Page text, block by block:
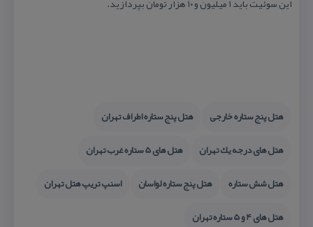
هتل پنج ستاره خارجی
هتل پنج ستاره اطراف تهران
هتل های درجه یك تهران
هتل های 5 ستاره غرب تهران
هتل شش ستاره
هتل پنج ستاره لواسان
اسنپ تریپ هتل تهران
هتل های 4 و 5 ستاره تهران